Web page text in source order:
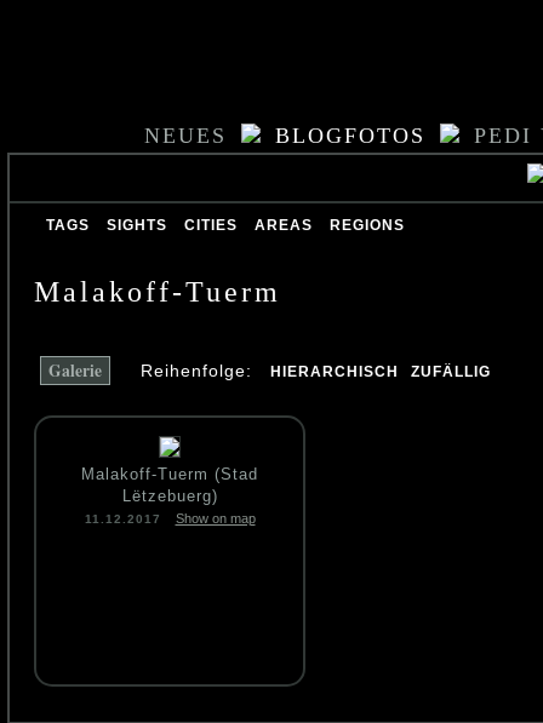
NEUES BLOGFOTOS PEDI
TAGS SIGHTS CITIES AREAS REGIONS
Malakoff-Tuerm
Galerie Reihenfolge: HIERARCHISCH ZUFÄLLIG
Malakoff-Tuerm (Stad
Lëtzebuerg)
11.12.2017 Show on map